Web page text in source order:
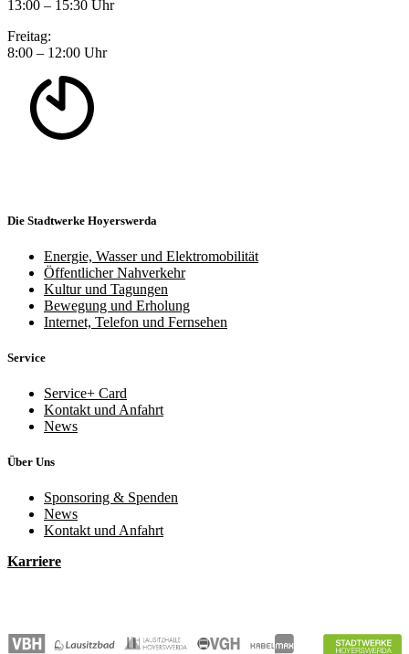
13:00 – 15:30 Uhr
Freitag:
8:00 – 12:00 Uhr
Die Stadtwerke Hoyerswerda
Energie, Wasser und Elektromobilität
Öffentlicher Nahverkehr
Kultur und Tagungen
Bewegung und Erholung
Internet, Telefon und Fernsehen
Service
Service+ Card
Kontakt und Anfahrt
News
Über Uns
Sponsoring & Spenden
News
Kontakt und Anfahrt
Karriere